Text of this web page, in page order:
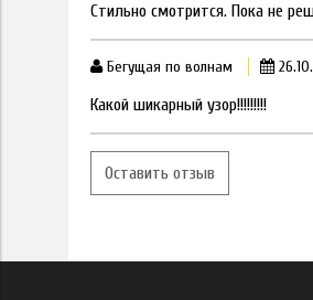
Стильно смотрится. Пока не
Бегущая по волнам
Какой шикарный узор!!!!!!!!!
Оставить отзыв